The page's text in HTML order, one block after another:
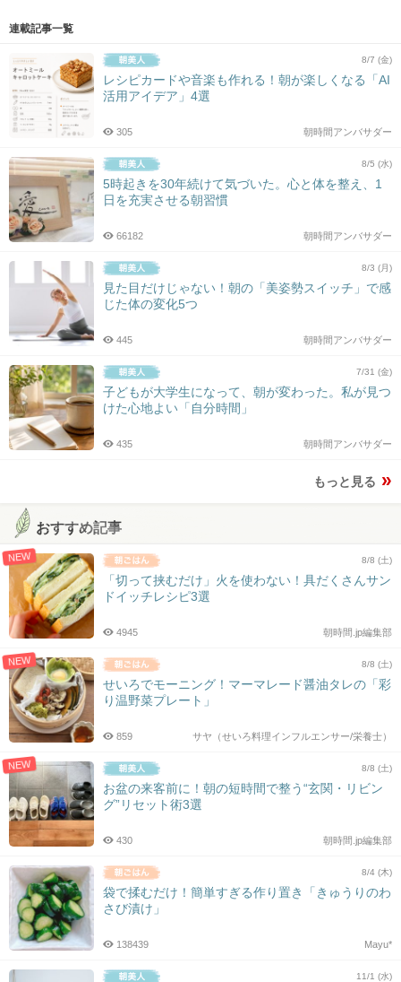
連載記事一覧
8/7 (金)
レシピカードや音楽も作れる！朝が楽しくなる「AI
活用アイデア」4選
朝時間アンバサダー
305
8/5 (水)
5時起きを30年続けて気づいた。心と体を整え、1
日を充実させる朝習慣
朝時間アンバサダー
66182
8/3 (月)
見た目だけじゃない！朝の「美姿勢スイッチ」で感
じた体の変化5つ
朝時間アンバサダー
445
7/31 (金)
子どもが大学生になって、朝が変わった。私が見つ
けた心地よい「自分時間」
朝時間アンバサダー
435
もっと見る
おすすめ記事
NEW 8/8 (土)
「切って挟むだけ」火を使わない！具だくさんサン
ドイッチレシピ3選
朝時間.jp編集部
4945
NEW 8/8 (土)
せいろでモーニング！マーマレード醤油タレの「彩
り温野菜プレート」
サヤ（せいろ料理インフルエンサー/栄養士）
859
NEW 8/8 (土)
お盆の来客前に！朝の短時間で整う“玄関・リビン
グ”リセット術3選
朝時間.jp編集部
430
8/4 (木)
袋で揉むだけ！簡単すぎる作り置き「きゅうりのわ
さび漬け」
Mayu*
138439
11/1 (水)